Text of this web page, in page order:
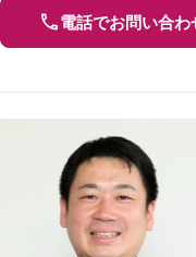
電話でお問い合わ